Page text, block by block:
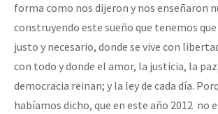
forma como nos dijeron y nos enseñaron
construyendo este sueño que tenemos
justo y necesario, donde se vive con
con todo y donde el amor, la justicia, la
democracia reinan; y la ley de cada día.
habíamos dicho, que en este año 2012 no